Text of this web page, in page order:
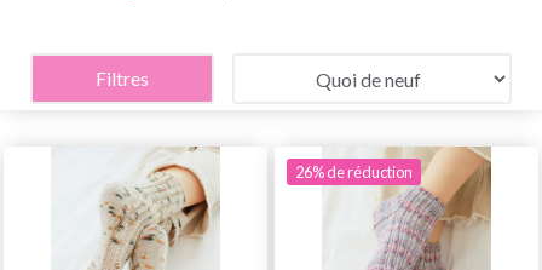
Filtres
26% de réduction